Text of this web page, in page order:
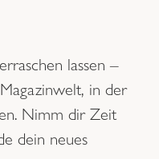
lassen –
in der
Nimm dir Zeit
dein neues